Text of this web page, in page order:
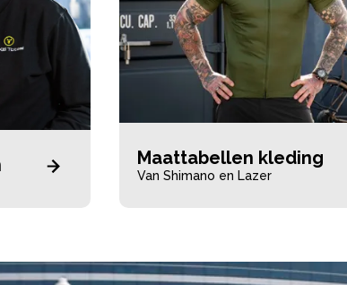
Maattabellen kleding
Van Shimano en Lazer